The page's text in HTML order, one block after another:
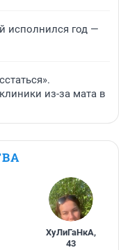
исполнился год —
из-за мата в
ХуЛиГаНкА,
43